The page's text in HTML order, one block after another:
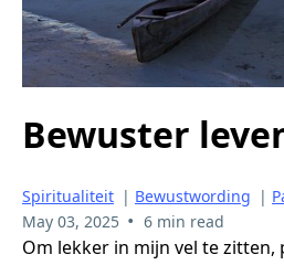
Bewuster
Spiritualiteit | Bewustwording |
May 03, 2025 • 6 min read
Om lekker in mijn vel te zitten,